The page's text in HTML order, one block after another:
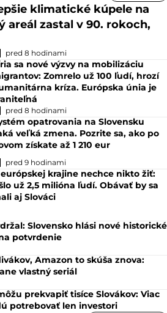
klimatické kúpele na
areál zastal v 90. rokoch,
pred 8 hodinami
sa nové výzvy na mobilizáciu
Zomrelo už 100 ľudí, hrozí
kríza. Európska únia je
pred 8 hodinami
opatrovania na Slovensku
veľká zmena. Pozrite sa, ako po
získate až 1 210 eur
pred 9 hodinami
krajine nechce nikto žiť:
už 2,5 milióna ľudí. Obávať by sa
aj Slováci
Slovensko hlási nové historické
potvrdenie
Amazon to skúša znova:
vlastný seriál
prekvapiť tisíce Slovákov: Viac
potrebovať len investori